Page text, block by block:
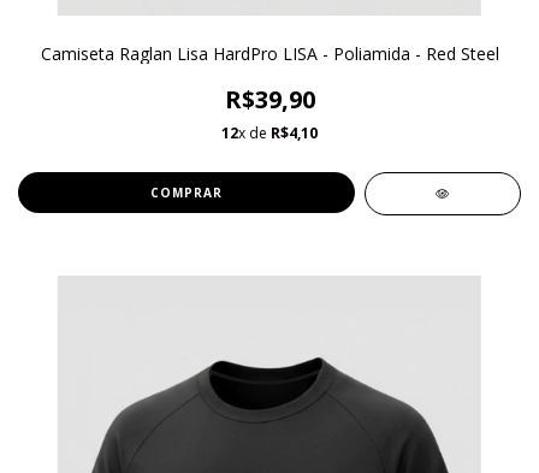
Camiseta Raglan Lisa HardPro LISA - Poliamida - Red Steel
R$39,90
12x de R$4,10
COMPRAR